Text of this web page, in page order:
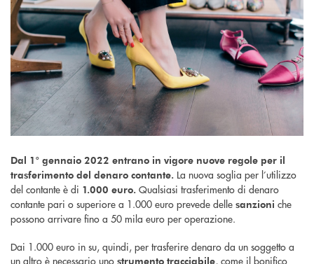
Dal 1° gennaio 2022 entrano in vigore nuove regole per il
trasferimento del denaro contante. La nuova soglia per l’utilizzo
del contante è di 1.000 euro. Qualsiasi trasferimento di denaro
contante pari o superiore a 1.000 euro prevede delle sanzioni che
possono arrivare fino a 50 mila euro per operazione.
Dai 1.000 euro in su, quindi, per trasferire denaro da un soggetto a
un altro è necessario uno strumento tracciabile, come il bonifico